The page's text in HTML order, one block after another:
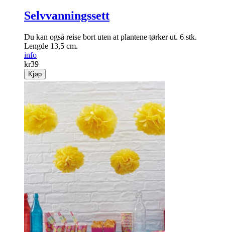
Selvvanningssett
Du kan også reise bort uten at plantene tørker ut. 6 stk.
Lengde 13,5 cm.
info
kr39
Kjøp